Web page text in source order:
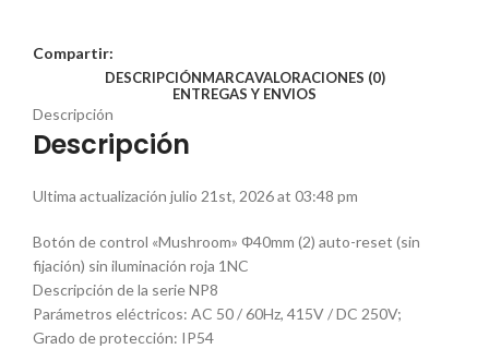
Compartir:
DESCRIPCIÓNMARCAVALORACIONES (0)
ENTREGAS Y ENVIOS
Descripción
Descripción
Ultima actualización julio 21st, 2026 at 03:48 pm
Botón de control «Mushroom» Φ40mm (2) auto-reset (sin
fijación) sin iluminación roja 1NC
Descripción de la serie NP8
Parámetros eléctricos: AC 50 / 60Hz, 415V / DC 250V;
Grado de protección: IP54